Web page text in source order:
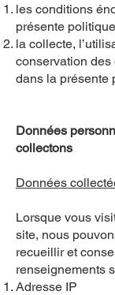
les conditions
présente
la collecte,
conservation
dans la présente
Données
collectons
Données
Lorsque vous
site, nous
recueillir et
renseignements
Adresse IP